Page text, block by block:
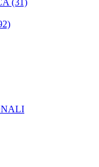
(31)